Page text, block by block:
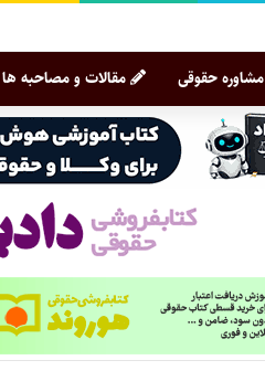
مشاوره حقوقی مقالات و مصاحبه ها